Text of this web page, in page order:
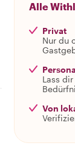
Alle
Privat
Nur du
Lass
Von